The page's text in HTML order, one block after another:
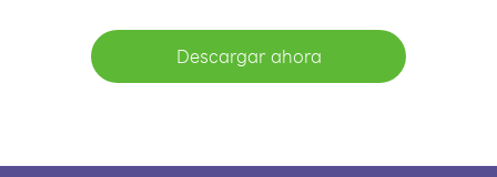
Descargar ahora